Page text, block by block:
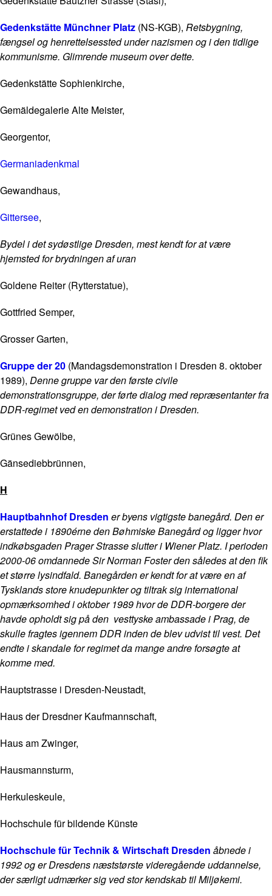
Gedenkstätte Münchner Platz (NS-KGB), Retsbygning,
fængsel og henrettelsessted under nazismen og i den tidlige
kommunisme. Glimrende museum over dette.
Gedenkstätte Sophienkirche,
Gemäldegalerie Alte Meister,
Georgentor,
Germaniadenkmal
Gewandhaus,
Gittersee,
Bydel i det sydøstlige Dresden, mest kendt for at være
hjemsted for brydningen af uran
Goldene Reiter (Rytterstatue),
Gottfried Semper,
Grosser Garten,
Gruppe der 20 (Mandagsdemonstration i Dresden 8. oktober
1989), Denne gruppe var den første civile
demonstrationsgruppe, der førte dialog med repræsentanter fra
DDR-regimet ved en demonstration i Dresden.
Grünes Gewölbe,
Gänsediebbrünnen,
H
Hauptbahnhof Dresden er byens vigtigste banegård. Den er
erstattede i 1890érne den Bøhmiske Banegård og ligger hvor
indkøbsgaden Prager Strasse slutter i Wiener Platz. I perioden
2000-06 omdannede Sir Norman Foster den således at den fik
et større lysindfald. Banegården er kendt for at være en af
Tysklands store knudepunkter og tiltrak sig international
opmærksomhed i oktober 1989 hvor de DDR-borgere der
havde opholdt sig på den vesttyske ambassade i Prag, de
skulle fragtes igennem DDR inden de blev udvist til vest. Det
endte i skandale for regimet da mange andre forsøgte at
komme med.
Hauptstrasse i Dresden-Neustadt,
Haus der Dresdner Kaufmannschaft,
Haus am Zwinger,
Hausmannsturm,
Herkuleskeule,
Hochschule für bildende Künste
Hochschule für Technik & Wirtschaft Dresden åbnede i
1992 og er Dresdens næststørste videregående uddannelse,
der særligt udmærker sig ved stor kendskab til Miljøkemi.